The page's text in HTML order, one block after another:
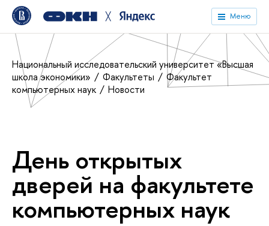
╳ Меню
Национальный исследовательский университет «Высшая
школа экономики»
Факультеты
Факультет
компьютерных наук
Новости
День открытых
дверей на факультете
компьютерных наук